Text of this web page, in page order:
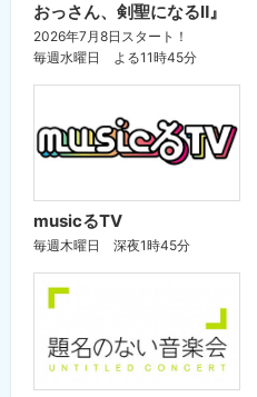
おっさん、剣聖になるⅡ』
2026年7月8日スタート！
毎週水曜日 よる11時45分
musicるTV
毎週木曜日 深夜1時45分